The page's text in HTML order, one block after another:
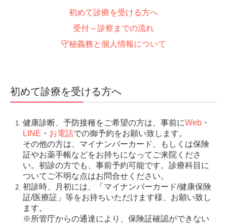
デュピクセント
狭心症
心筋梗塞
弁膜症
胸痛
動悸（ドキドキする）
消化器科
ピロリ菌検査
初めて診療を受ける方へ
受付～診察までの流れ
守秘義務と個人情報について
初めて診療を受ける方へ
健康診断、予防接種をご希望の方は、事前にWeb ・
LINE ・ お電話での御予約をお願い致します。
その他の方は、マイナンバーカード、もしくは保険
証やお薬手帳などをお持ちになってご来院くださ
い。初診の方でも、事前予約可能です。診療科目に
ついてご不明な点はお問合せください。
初診時、月初には、「マイナンバーカード/健康保険
証/医療証」等をお持ちいただけます様、お願い致し
ます。
※所管庁からの通達により、保険証確認ができない